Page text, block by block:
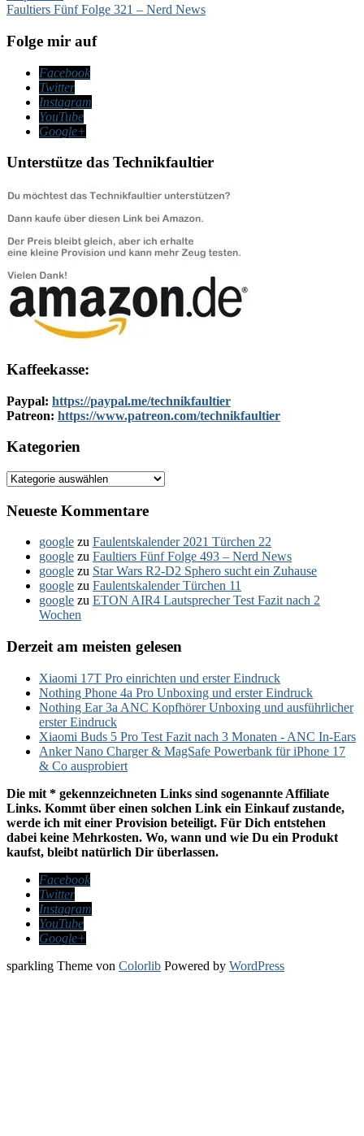
Faultiers Fünf Folge 321 – Nerd News
Folge mir auf
Facebook
Twitter
Instagram
YouTube
Google+
Unterstütze das Technikfaultier
Kaffeekasse:
Paypal: https://paypal.me/technikfaultier
Patreon: https://www.patreon.com/technikfaultier
Kategorien
Kategorien
Neueste Kommentare
google zu Faulentskalender 2021 Türchen 22
google zu Faultiers Fünf Folge 493 – Nerd News
google zu Star Wars R2-D2 Sphero sucht ein Zuhause
google zu Faulentskalender Türchen 11
google zu ETON AIR4 Lautsprecher Test Fazit nach 2
Wochen
Derzeit am meisten gelesen
Xiaomi 17T Pro einrichten und erster Eindruck
Nothing Phone 4a Pro Unboxing und erster Eindruck
Nothing Ear 3a ANC Kopfhörer Unboxing und ausführlicher
erster Eindruck
Xiaomi Buds 5 Pro Test Fazit nach 3 Monaten - ANC In-Ears
Anker Nano Charger & MagSafe Powerbank für iPhone 17
& Co ausprobiert
Die mit * gekennzeichneten Links sind sogenannte Affiliate
Links. Kommt über einen solchen Link ein Einkauf zustande,
werde ich mit einer Provision beteiligt. Für Dich entstehen
dabei keine Mehrkosten. Wo, wann und wie Du ein Produkt
kaufst, bleibt natürlich Dir überlassen.
Facebook
Twitter
Instagram
YouTube
Google+
sparkling Theme von Colorlib Powered by WordPress